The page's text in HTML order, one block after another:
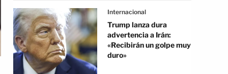
Internacional
Trump lanza dura
advertencia a Irán:
«Recibirán un golpe muy
duro»